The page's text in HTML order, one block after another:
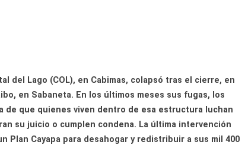
del Lago (COL), en Cabimas, colapsó tras el cierre, en
en Sabaneta. En los últimos meses sus fugas, los
que quienes viven dentro de esa estructura luchan
su juicio o cumplen condena. La última intervención
Plan Cayapa para desahogar y redistribuir a sus mil 400